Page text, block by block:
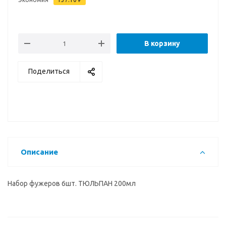
В корзину
Поделиться
Описание
Набор фужеров 6шт. ТЮЛЬПАН 200мл